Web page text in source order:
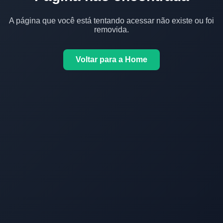
A página que você está tentando acessar não existe ou foi
removida.
Voltar para a Home